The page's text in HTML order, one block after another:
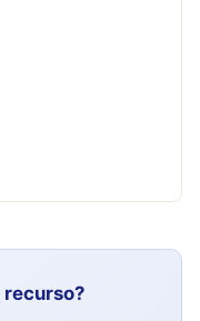
recurso?